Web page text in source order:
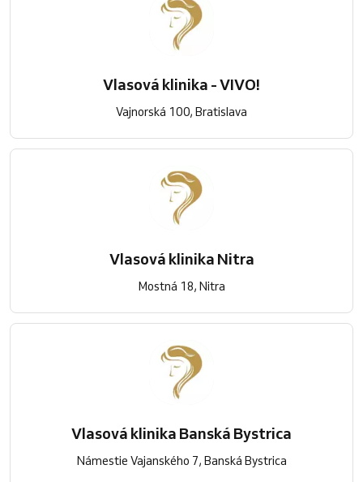
Vlasová klinika - VIVO!
Vajnorská 100, Bratislava
Vlasová klinika Nitra
Mostná 18, Nitra
Vlasová klinika Banská Bystrica
Námestie Vajanského 7, Banská Bystrica